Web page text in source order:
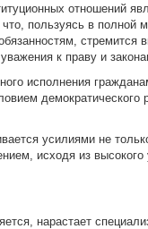
отношений
пользуясь в полной
стремится
к праву и
исполнения
демократического
усилиями не
исходя из высокого
нарастает